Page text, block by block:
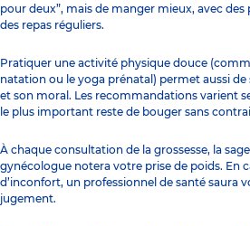
pour deux”, mais de manger mieux, avec
des repas réguliers.
Pratiquer une activité physique douce
natation ou le yoga prénatal) permet aussi
et son moral. Les recommandations varient
le plus important reste de bouger sans
À chaque consultation de la grossesse, la
gynécologue notera votre prise de poids. En
d’inconfort, un professionnel de santé saura
jugement.